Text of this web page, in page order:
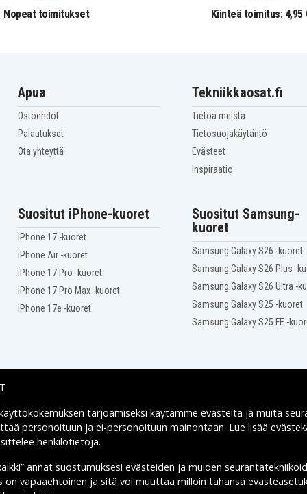
Garmin Edge 530
Garmin Edge 830
Garmin Edge Explore
Garmin Forerunner 945
LTE
Nopeat toimitukset Kiinteä toimitus: 4,95
Apua
Ostoehdot
Palautukset
Ota yhteyttä
Tekniikkaosat.fi
Tietoa meistä
Tietosuojakäytäntö
Evästeet
Inspiraatio
Suositut iPhone-kuoret
iPhone 17 -kuoret
iPhone Air -kuoret
iPhone 17 Pro -kuoret
iPhone 17 Pro Max -kuoret
iPhone 17e -kuoret
Suositut Samsung-
kuoret
Samsung Galaxy S26 -kuoret
Samsung Galaxy S26 Plus -
Samsung Galaxy S26 Ultra -
Samsung Galaxy S25 -kuoret
Samsung Galaxy S25 FE -
Toimitusvaihtoehdottarjoamiseksi käytämme evästeitä ja muita
personoituun ja ei-personoituun mainontaan. Lue lisää
henkilötietoja.
annat suostumuksesi evästeiden ja muiden
on vapaaehtoinen ja sitä voi muuttaa milloin tahansa